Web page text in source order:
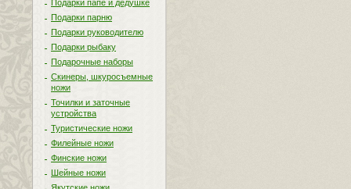
Подарки папе и дедушке
Подарки парню
Подарки руководителю
Подарки рыбаку
Подарочные наборы
Скинеры, шкуросъемные
ножи
Точилки и заточные
устройства
Туристические ножи
Филейные ножи
Финские ножи
Шейные ножи